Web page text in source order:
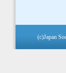
(c)Japan